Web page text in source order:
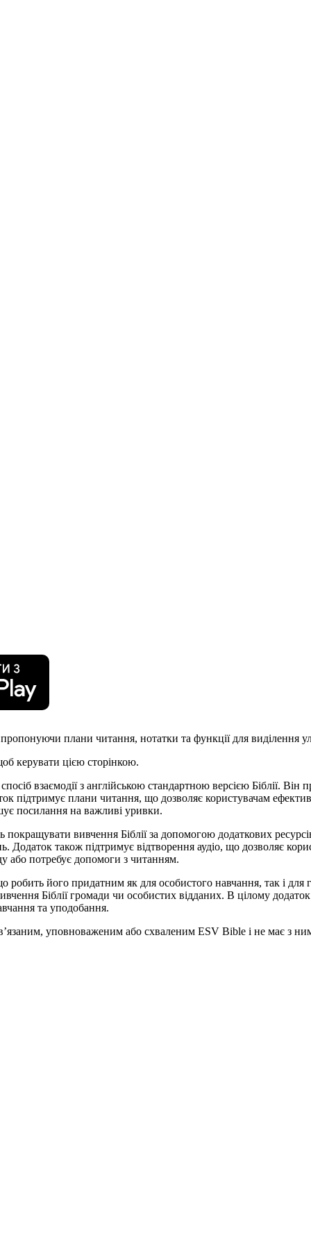
плани читання, нотатки та функції для виділення
керувати цією сторінкою.
взаємодії з англійською стандартною версією Біблії.
підтримує плани читання, що дозволяє користувачам
посилання на важливі уривки.
вивчення Біблії за допомогою додаткових
Додаток також підтримує відтворення аудіо, що дозволяє
або потребує допомоги з читанням.
робить його придатним як для особистого навчання, так і
Біблії громади чи особистих відданих. В цілому додаток
та уподобання.
уповноваженим або схваленим ESV Bible і не має з